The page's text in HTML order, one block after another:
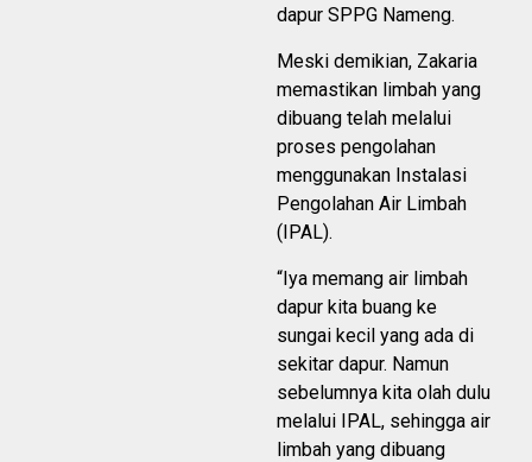
dapur SPPG Nameng.
Meski demikian, Zakaria
memastikan limbah yang
dibuang telah melalui
proses pengolahan
menggunakan Instalasi
Pengolahan Air Limbah
(IPAL).
“Iya memang air limbah
dapur kita buang ke
sungai kecil yang ada di
sekitar dapur. Namun
sebelumnya kita olah dulu
melalui IPAL, sehingga air
limbah yang dibuang